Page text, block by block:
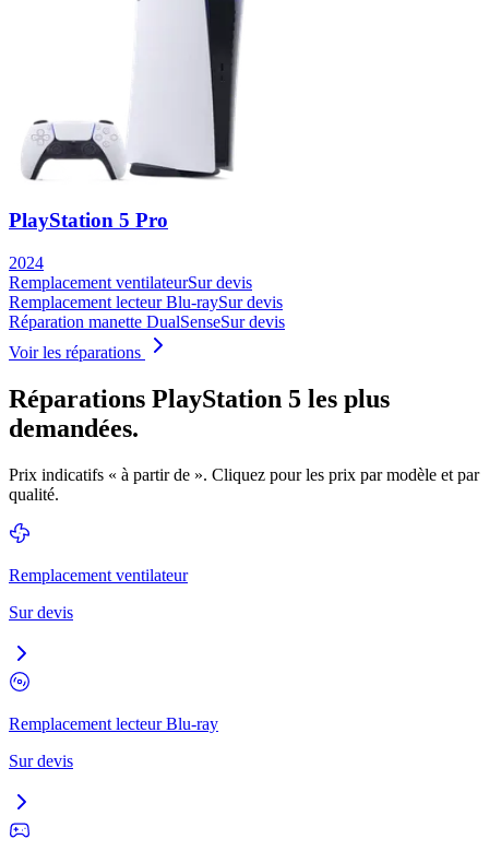
PlayStation 5 Pro
2024
Remplacement ventilateurSur devis
Remplacement lecteur Blu-raySur devis
Réparation manette DualSenseSur devis
Voir les réparations
Réparations PlayStation 5 les plus
demandées.
Prix indicatifs « à partir de ». Cliquez pour les prix par modèle et par
qualité.
Remplacement ventilateur
Sur devis
Remplacement lecteur Blu-ray
Sur devis